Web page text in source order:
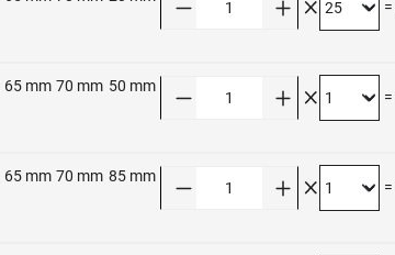
=
65 mm 70 mm 50 mm
=
65 mm 70 mm 85 mm
=